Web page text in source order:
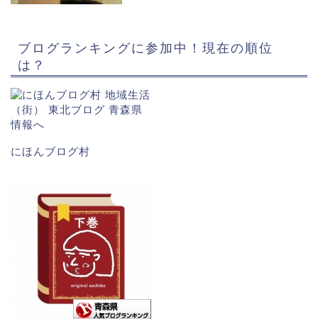
ブログランキングに参加中！現在の順位
は？
にほんブログ村